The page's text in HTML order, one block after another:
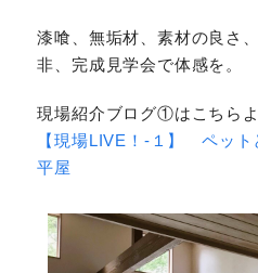
漆喰、無垢材、素材の良さ
非、完成見学会で体感を。
現場紹介ブログ①はこちら
【現場LIVE！-１】 ペット
平屋